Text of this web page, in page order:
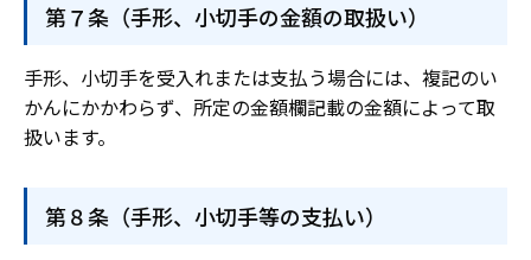
第７条（手形、小切手の金額の取扱い）
手形、小切手を受入れまたは支払う場合には、複記のい
かんにかかわらず、所定の金額欄記載の金額によって取
扱います。
第８条（手形、小切手等の支払い）